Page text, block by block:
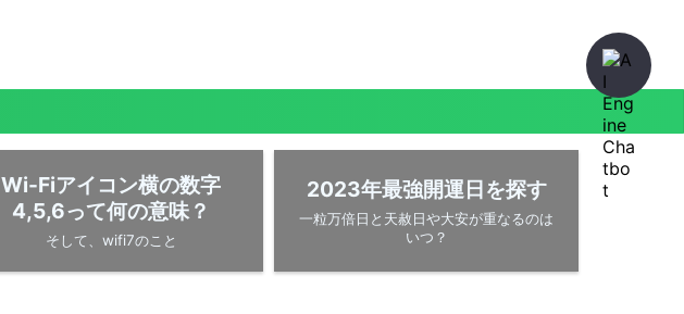
Wi-Fiアイコン横の数字
4,5,6って何の意味？
そして、wifi7のこと
2023年最強開運日を探す
一粒万倍日と天赦日や大安が重なるのは
いつ？